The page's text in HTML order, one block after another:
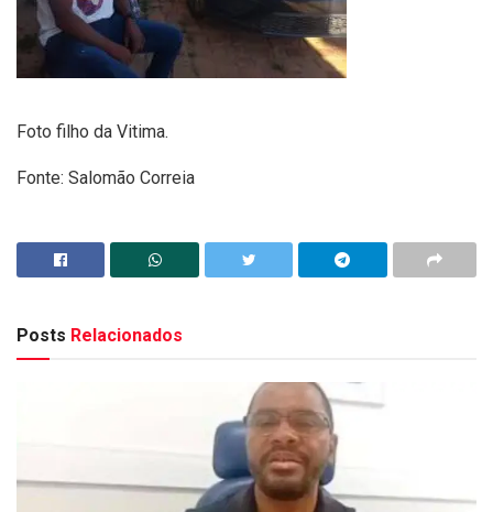
Foto filho da Vitima.
Fonte: Salomão Correia
Posts Relacionados